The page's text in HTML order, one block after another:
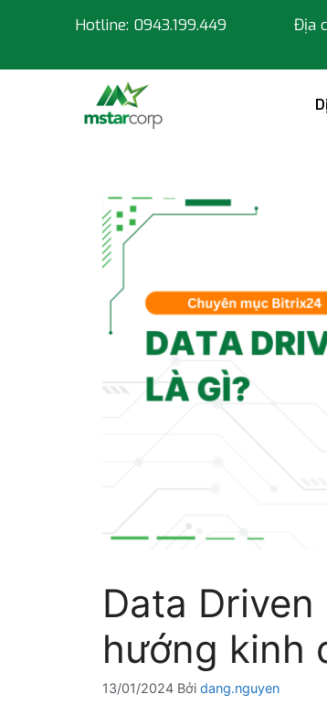
Hotline: 0943.199.449 Địa
Data
hướng kinh
13/01/2024 Bởi dang.nguyen